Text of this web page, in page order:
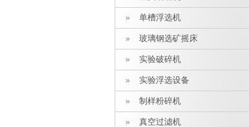
单槽浮选机
玻璃钢选矿摇床
实验破碎机
实验浮选设备
制样粉碎机
真空过滤机